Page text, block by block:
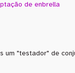
de enbrella
um "testador" de